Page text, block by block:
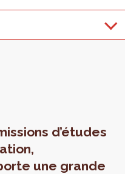
d’études
une grande